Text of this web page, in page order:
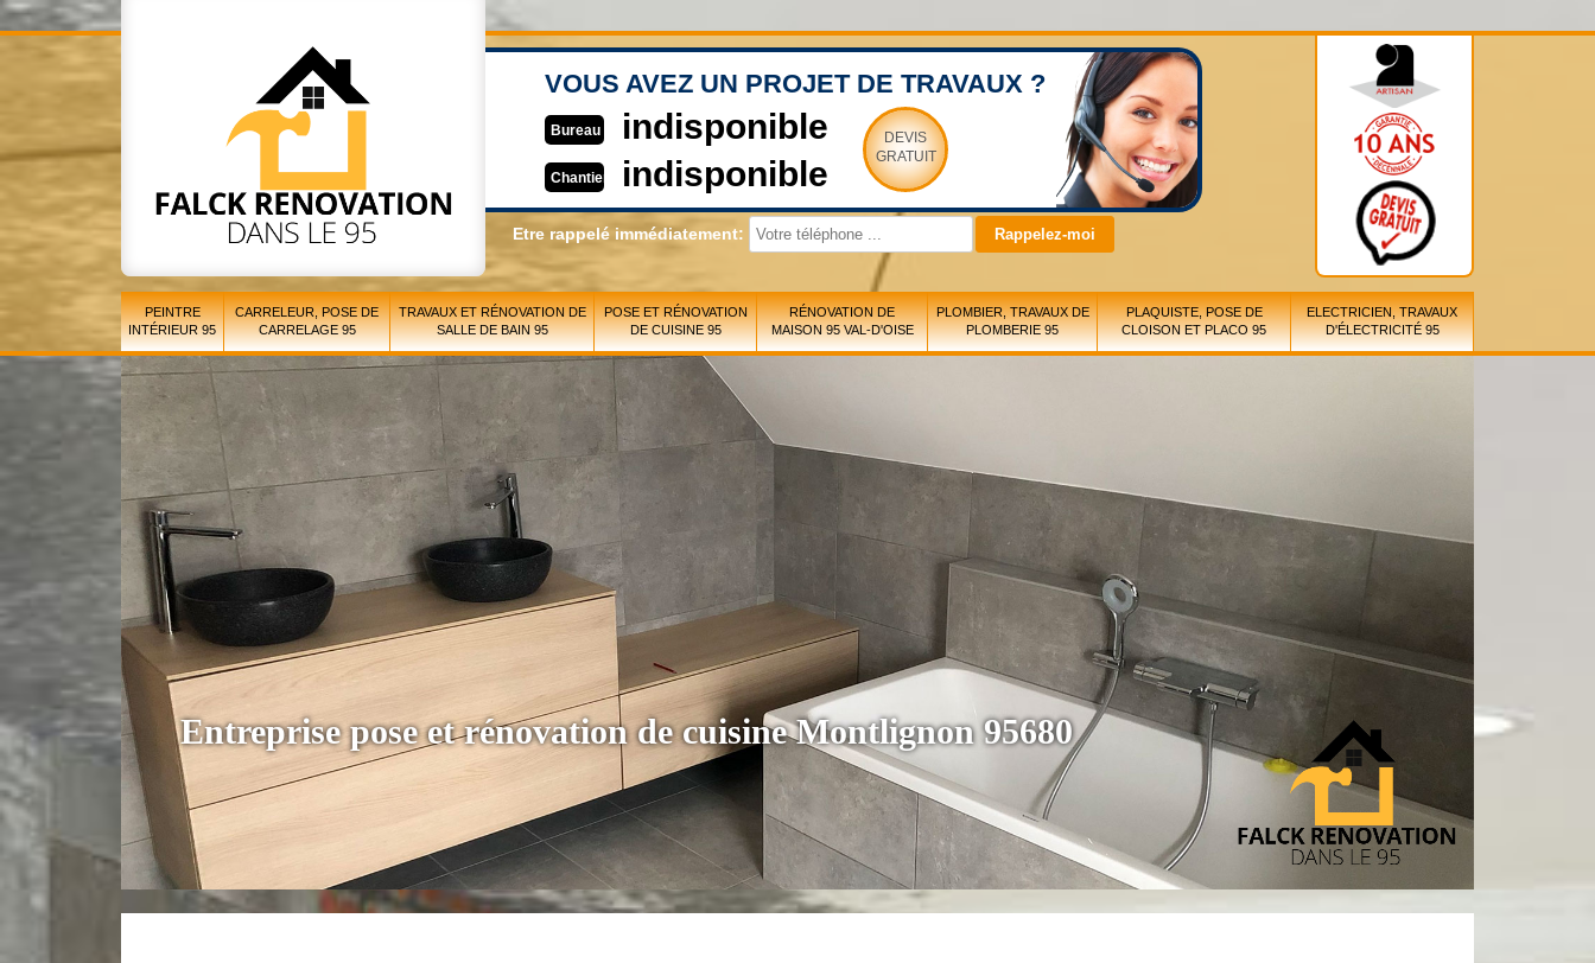
VOUS AVEZ UN PROJET DE TRAVAUX ?
Bureau indisponible
Chantier indisponible
DEVIS
GRATUIT
Etre rappelé immédiatement:
PEINTRE
INTÉRIEUR 95
CARRELEUR, POSE DE
CARRELAGE 95
TRAVAUX ET RÉNOVATION DE
SALLE DE BAIN 95
POSE ET RÉNOVATION
DE CUISINE 95
RÉNOVATION DE
MAISON 95 VAL-D'OISE
PLOMBIER, TRAVAUX DE
PLOMBERIE 95
PLAQUISTE, POSE DE
CLOISON ET PLACO 95
ELECTRICIEN, TRAVAUX
D'ÉLECTRICITÉ 95
Entreprise pose et rénovation de cuisine Montlignon 95680